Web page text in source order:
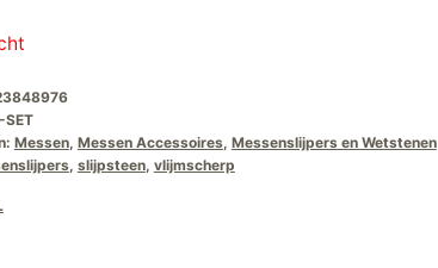
SET
Messen, Messen Accessoires, Messenslijpers en Wetstenen
, slijpsteen, vlijmscherp